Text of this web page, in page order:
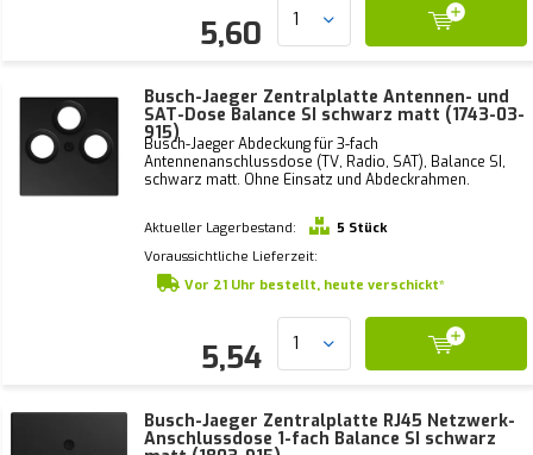
5,60
Busch-Jaeger Zentralplatte Antennen- und
SAT-Dose Balance SI schwarz matt (1743-03-
915)
Busch-Jaeger Abdeckung für 3-fach
Antennenanschlussdose (TV, Radio, SAT), Balance SI,
schwarz matt. Ohne Einsatz und Abdeckrahmen.
Aktueller Lagerbestand:
5 Stück
Voraussichtliche Lieferzeit:
Vor 21 Uhr bestellt, heute verschickt*
5,54
Busch-Jaeger Zentralplatte RJ45 Netzwerk-
Anschlussdose 1-fach Balance SI schwarz